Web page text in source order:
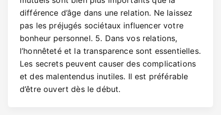
différence d’âge dans une relation. Ne laissez
pas les préjugés sociétaux influencer votre
bonheur personnel. 5. Dans vos relations,
l’honnêteté et la transparence sont essentielles.
Les secrets peuvent causer des complications
et des malentendus inutiles. Il est préférable
d’être ouvert dès le début.